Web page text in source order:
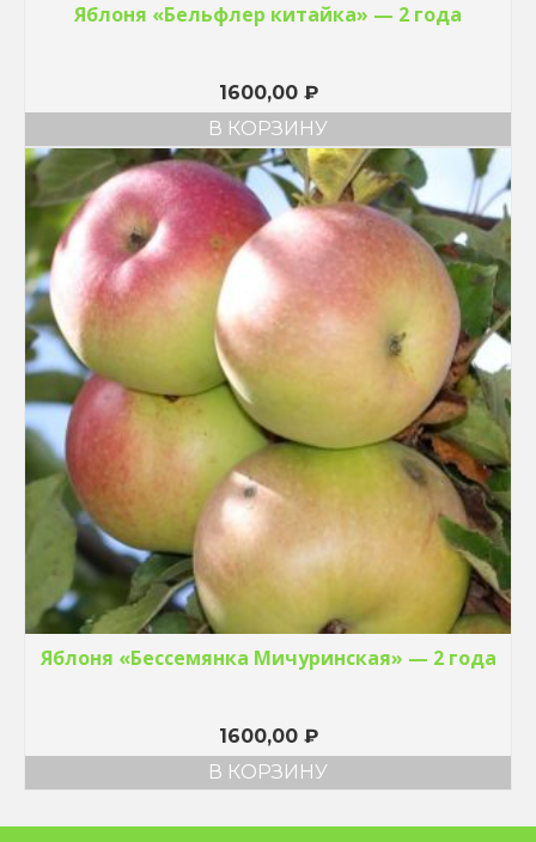
Яблоня «Бельфлер китайка» — 2 года
1600,00 ₽
В КОРЗИНУ
Яблоня «Бессемянка Мичуринская» — 2 года
1600,00 ₽
В КОРЗИНУ